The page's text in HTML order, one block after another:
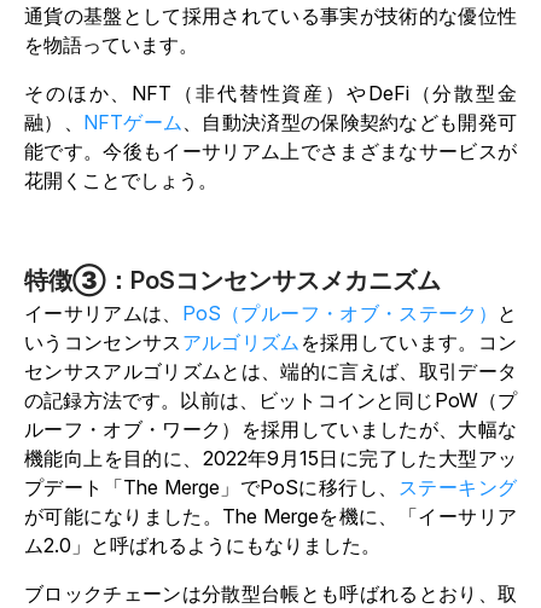
通貨の基盤として採用されている事実が技術的な優位性
を物語っています。
そのほか、NFT（非代替性資産）やDeFi（分散型金
融）、 NFTゲーム
、自動決済型の保険契約なども開発可
能です。今後もイーサリアム上でさまざまなサービスが
花開くことでしょう。
特徴③：PoSコンセンサスメカニズム
イーサリアムは、 PoS（プルーフ・オブ・ステーク） と
いうコンセンサス アルゴリズム を採用しています。コン
センサスアルゴリズムとは、端的に言えば、取引データ
の記録方法です。以前は、ビットコインと同じPoW（プ
ルーフ・オブ・ワーク）を採用していましたが、大幅な
機能向上を目的に、2022年9月15日に完了した大型アッ
プデート「The Merge」でPoSに移行し、
ステーキング
が可能になりました。The Mergeを機に、「イーサリア
ム2.0」と呼ばれるようにもなりました。
ブロックチェーンは分散型台帳とも呼ばれるとおり、取